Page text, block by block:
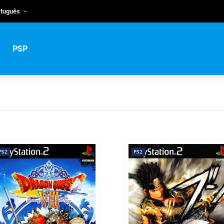
PSP
PS2